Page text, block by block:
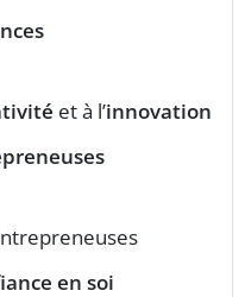
et à l’innovation
en soi